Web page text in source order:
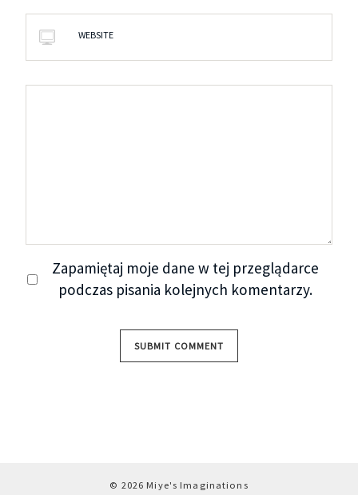
WEBSITE
Zapamiętaj moje dane w tej przeglądarce
podczas pisania kolejnych komentarzy.
© 2026 Miye's Imaginations